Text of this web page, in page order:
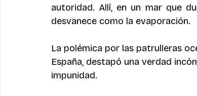
autoridad. Allí, en un mar que
desvanece como la evaporación.
La polémica por las patrulleras
España, destapó una verdad
impunidad.